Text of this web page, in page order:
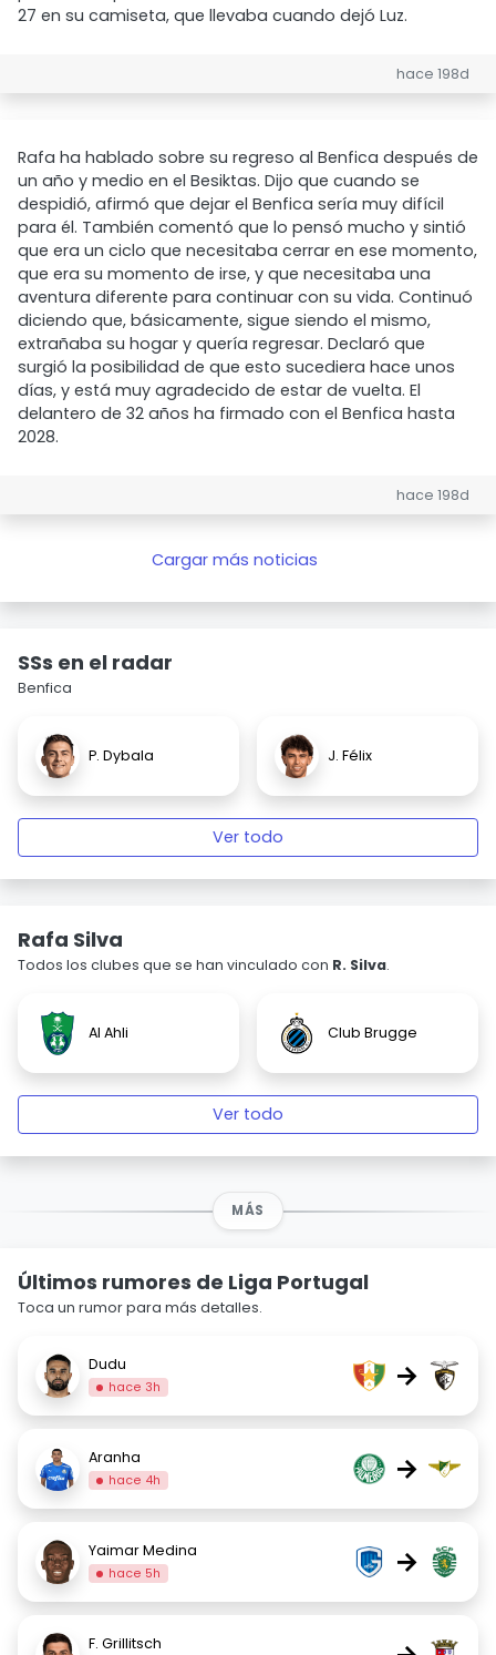
27 en su camiseta, que llevaba cuando dejó Luz.
hace 198d
Rafa ha hablado sobre su regreso al Benfica después de
un año y medio en el Besiktas. Dijo que cuando se
despidió, afirmó que dejar el Benfica sería muy difícil
para él. También comentó que lo pensó mucho y sintió
que era un ciclo que necesitaba cerrar en ese momento,
que era su momento de irse, y que necesitaba una
aventura diferente para continuar con su vida. Continuó
diciendo que, básicamente, sigue siendo el mismo,
extrañaba su hogar y quería regresar. Declaró que
surgió la posibilidad de que esto sucediera hace unos
días, y está muy agradecido de estar de vuelta. El
delantero de 32 años ha firmado con el Benfica hasta
2028.
hace 198d
Cargar más noticias
SSs en el radar
Benfica
P. Dybala J. Félix
Ver todo
Rafa Silva
Todos los clubes que se han vinculado con R. Silva.
Al Ahli Club Brugge
Ver todo
MÁS
Últimos rumores de Liga Portugal
Toca un rumor para más detalles.
Dudu
hace 3h →
Aranha
hace 4h →
Yaimar Medina
hace 5h →
F. Grillitsch